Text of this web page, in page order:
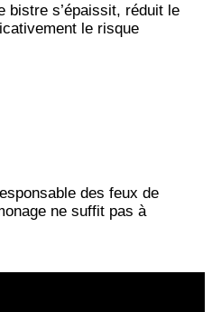
bistre s’épaissit, réduit le
le risque
des feux de
ne suffit pas à